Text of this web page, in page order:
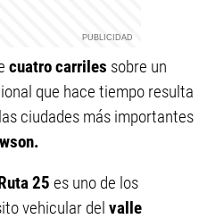
cuatro carriles sobre un
que hace tiempo resulta
ciudades más importantes
25 es uno de los
vehicular del valle